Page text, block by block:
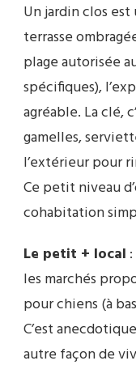
Un jardin clos
terrasse
plage autorisée
spécifiques),
agréable. La clé,
gamelles,
l’extérieur pour
Ce petit niveau
cohabitation
Le petit + local
les marchés
pour chiens (à
C’est
autre façon de